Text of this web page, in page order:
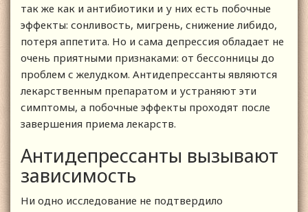
так же как и антибиотики и у них есть побочные
эффекты: сонливость, мигрень, снижение либидо,
потеря аппетита. Но и сама депрессия обладает не
очень приятными признаками: от бессонницы до
проблем с желудком. Антидепрессанты являются
лекарственным препаратом и устраняют эти
симптомы, а побочные эффекты проходят после
завершения приема лекарств.
Антидепрессанты вызывают
зависимость
Ни одно исследование не подтвердило